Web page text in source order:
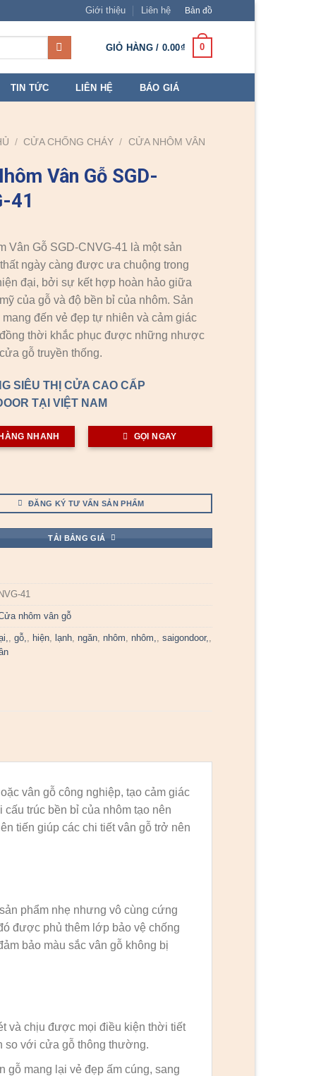
Giới thiệu Liên hệ Bản đồ
GIỎ HÀNG / 0.00₫ 0
TIN TỨC LIÊN HỆ BÁO GIÁ
/ CỬA CHỐNG CHÁY / CỬA NHÔM VÂN
Vân Gỗ SGD-
41
Vân Gỗ SGD-CNVG-41 là một sản
ngày càng được ưa chuộng trong
đại, bởi sự kết hợp hoàn hảo giữa
của gỗ và độ bền bỉ của nhôm. Sản
mang đến vẻ đẹp tự nhiên và cảm giác
thời khắc phục được những nhược
gỗ truyền thống.
SIÊU THỊ CỬA CAO CẤP
TẠI VIỆT NAM
NHANH GỌI NGAY
ĐĂNG KÝ TƯ VẤN SẢN PHẨM
TẢI BẢNG GIÁ
41
nhôm vân gỗ
,gỗ,, hiện, lạnh,ngăn,nhôm,nhôm,,saigondoor,,
vân gỗ công nghiệp, tạo cảm giác
trúc bền bỉ của nhôm tạo nên
tiến giúp các chi tiết vân gỗ trở nên
phẩm nhẹ nhưng vô cùng cứng
được phủ thêm lớp bảo vệ chống
bảo màu sắc vân gỗ không bị
và chịu được mọi điều kiện thời tiết
so với cửa gỗ thông thường.
mang lại vẻ đẹp ấm cúng, sang